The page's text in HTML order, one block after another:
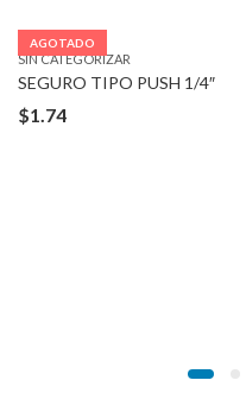
AGOTADO
SIN CATEGORIZAR
SEGURO TIPO PUSH 1/4″
$1.74